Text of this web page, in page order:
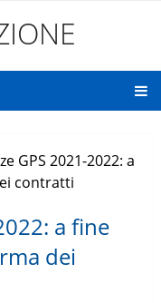
GPS 2021-2022: a
contratti
a fine
dei